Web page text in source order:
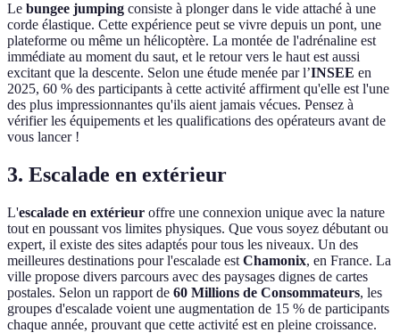
Le bungee jumping consiste à plonger dans le vide attaché à une
corde élastique. Cette expérience peut se vivre depuis un pont, une
plateforme ou même un hélicoptère. La montée de l'adrénaline est
immédiate au moment du saut, et le retour vers le haut est aussi
excitant que la descente. Selon une étude menée par l’INSEE en
2025, 60 % des participants à cette activité affirment qu'elle est l'une
des plus impressionnantes qu'ils aient jamais vécues. Pensez à
vérifier les équipements et les qualifications des opérateurs avant de
vous lancer !
3. Escalade en extérieur
L'escalade en extérieur offre une connexion unique avec la nature
tout en poussant vos limites physiques. Que vous soyez débutant ou
expert, il existe des sites adaptés pour tous les niveaux. Un des
meilleures destinations pour l'escalade est Chamonix, en France. La
ville propose divers parcours avec des paysages dignes de cartes
postales. Selon un rapport de 60 Millions de Consommateurs, les
groupes d'escalade voient une augmentation de 15 % de participants
chaque année, prouvant que cette activité est en pleine croissance.